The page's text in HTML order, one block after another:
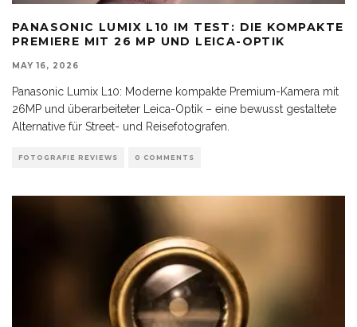
PANASONIC LUMIX L10 IM TEST: DIE KOMPAKTE
PREMIERE MIT 26 MP UND LEICA-OPTIK
MAY 16, 2026
Panasonic Lumix L10: Moderne kompakte Premium-Kamera mit
26MP und überarbeiteter Leica-Optik – eine bewusst gestaltete
Alternative für Street- und Reisefotografen.
FOTOGRAFIE REVIEWS 0 COMMENTS